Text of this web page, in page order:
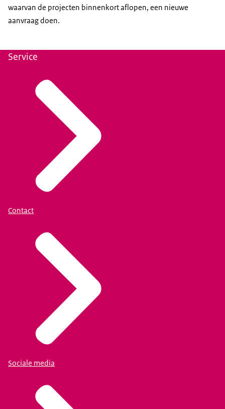
waarvan de projecten binnenkort aflopen, een nieuwe
aanvraag doen.
Service
Contact
Sociale media